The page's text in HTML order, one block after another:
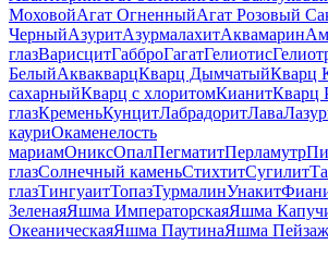
МоховойАгат ОгненныйАгат Розовый
ЧерныйАзуритАзурмалахитАквамарин
глазВарисцитГабброГагатГелиотис
БелыйАквакварцКварц ДымчатыйКварц
сахарныйКварц с хлоритомКианитКварц
глазКременьКунцитЛабрадоритЛава
кауриОкаменелость
мариамОниксОпалПегматитПерламутр
глазСолнечный каменьСтихтитСугилит
глазТингуаитТопазТурмалинУнакит
ЗеленаяЯшма ИмператорскаяЯшма
ОкеаническаяЯшма ПаутинаЯшма